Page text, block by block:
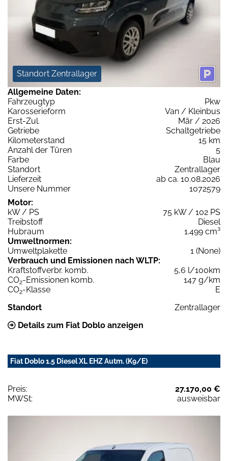
Standort Zentrallager
Allgemeine Daten:
Fahrzeugtyp
Pkw
Karosserieform
Van / Kleinbus
Erst-Zul.
Mär / 2026
Getriebe
Schaltgetriebe
Kilometerstand
15 km
Anzahl der Türen
5
Farbe
Blau
Standort
Zentrallager
Lieferzeit
ab ca. 10.08.2026
Unsere Nummer
1072579
Motor:
kW / PS
75 kW / 102 PS
Treibstoff
Diesel
Hubraum
1.499 cm³
Umweltnormen:
Umweltplakette
1 (None)
Verbrauch und Emissionen nach WLTP:
Kraftstoffverbr. komb.
5,6 l/100km
CO2-Emissionen komb.
147 g/km
CO2-Klasse
E
Standort
Zentrallager
Details zum Fiat Doblo anzeigen
Fiat Doblo 1.5 Diesel XL EHZ Autm. (K9/E)
Preis:
27.170,00 €
MWSt:
ausweisbar